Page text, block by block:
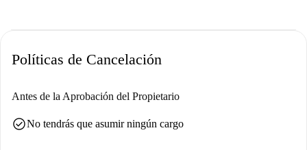
Políticas de Cancelación
Antes de la Aprobación del Propietario
check_circleNo tendrás que asumir ningún cargo